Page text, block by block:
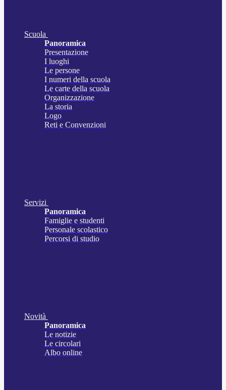
Scuola
Panoramica
Presentazione
I luoghi
Le persone
I numeri della scuola
Le carte della scuola
Organizzazione
La storia
Logo
Reti e Convenzioni
Servizi
Panoramica
Famiglie e studenti
Personale scolastico
Percorsi di studio
Novità
Panoramica
Le notizie
Le circolari
Albo online